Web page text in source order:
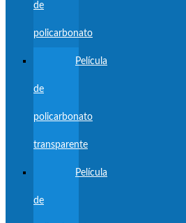
de
policarbonato
Película
de
policarbonato
transparente
Película
de